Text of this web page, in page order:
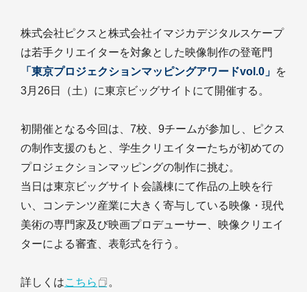
株式会社ピクスと株式会社イマジカデジタルスケープ
は若手クリエイターを対象とした映像制作の登竜門
「東京プロジェクションマッピングアワードvol.0」 を
3月26日（土）に東京ビッグサイトにて開催する。
初開催となる今回は、7校、9チームが参加し、ピクス
の制作支援のもと、学生クリエイターたちが初めての
プロジェクションマッピングの制作に挑む。
当日は東京ビッグサイト会議棟にて作品の上映を行
い、コンテンツ産業に大きく寄与している映像・現代
美術の専門家及び映画プロデューサー、映像クリエイ
ターによる審査、表彰式を行う。
詳しくはこちら 。